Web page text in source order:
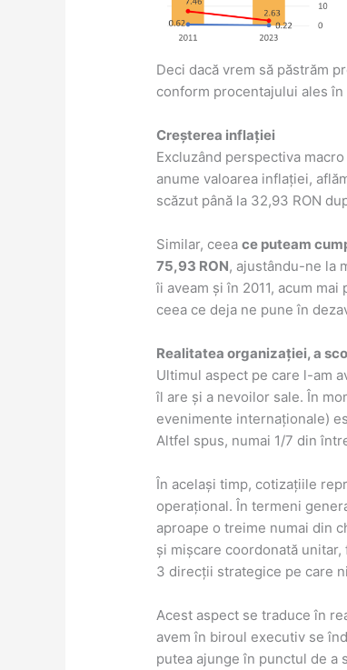
Deci dacă vrem să păstrăm
conform procentajului ales în
Creșterea inflației
Excluzând perspectiva
anume valoarea inflației,
scăzut până la 32,93 RON
Similar, ceeace puteam
75,93 RON, ajustându-ne la
îi aveam și în 2011, acum
ceea ce deja ne pune în
Realitatea organizației, a
Ultimul aspect pe care l-am
îl are și a nevoilor sale. În
evenimente internaționale)
Altfel spus, numai 1/7 din
În același timp, cotizațiile
operațional. În termeni
aproape o treime numai din
și mișcare coordonată
3 direcții strategice pe care
Acest aspect se traduce în
avem în biroul executiv se
putea ajunge în punctul de a